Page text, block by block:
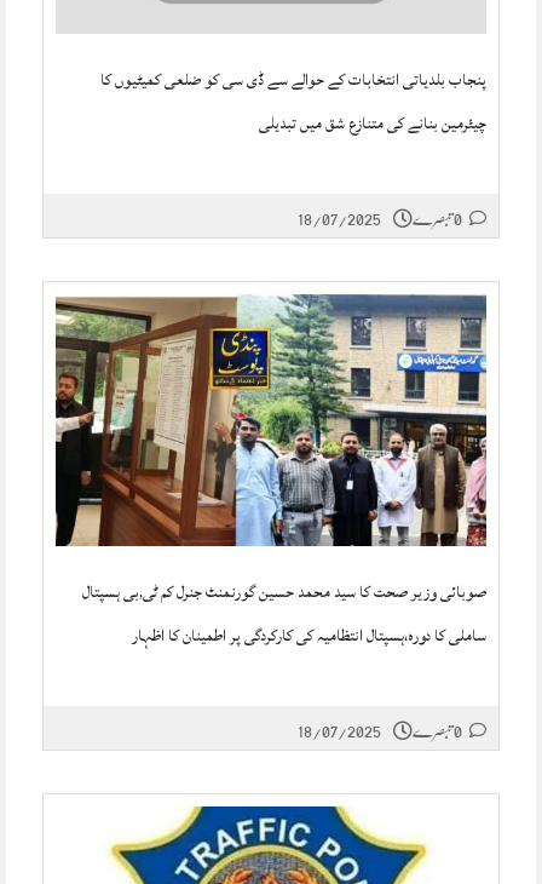
پنجاب بلدیاتی انتخابات کے حوالے سے ڈی سی کو ضلعی کمیٹیوں کا
چیئرمین بنانے کی متنازع شق میں تبدیلی
18/07/2025
صوبائی وزیر صحت کا سید محمد حسین گورنمنٹ جنرل کم ٹی,بی ہسپتال
ساملی کا دورہ،ہسپتال انتظامیہ کی کارکردگی پر اطمینان کا اظہار
18/07/2025